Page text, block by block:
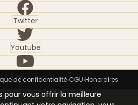
Twitter
Youtube
de confidentialité•CGU•Honoraires
pour vous offrir la meilleure